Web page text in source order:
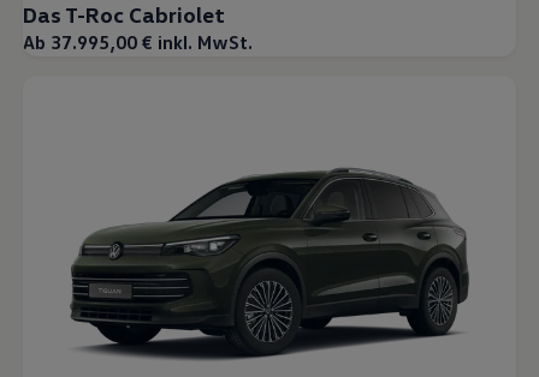
Das T-Roc Cabriolet
Ab 37.995,00 € inkl. MwSt.